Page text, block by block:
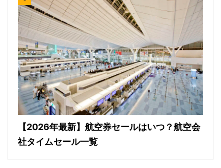
【2026年最新】航空券セールはいつ？航空会
社タイムセール一覧